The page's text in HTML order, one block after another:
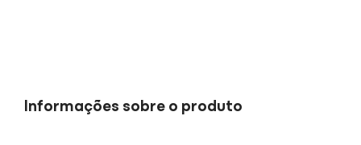
Informações sobre o produto